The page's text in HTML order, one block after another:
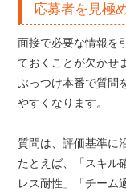
応募者を見極
面接で必要な情報を
ておくことが欠かせ
ぶっつけ本番で質問
やすくなります。
質問は、評価基準に
たとえば、「スキル
レス耐性」「チーム